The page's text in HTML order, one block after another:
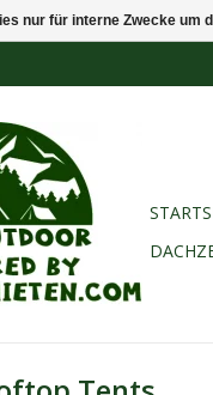
nur für interne Zwecke um